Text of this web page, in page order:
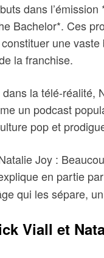
dans
Bachelor*. Ces
une
la franchise.
la télé-réalité,
un podcast
pop et
Joy :
en partie
qui les sépare,
Viall et